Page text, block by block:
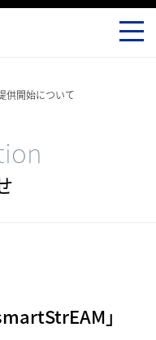
供開始について
」